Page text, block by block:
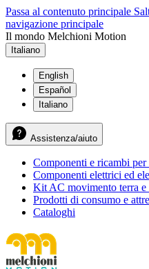
Passa al contenuto principale
navigazione principale
Il mondo Melchioni Motion
Italiano
English
Español
Italiano
Assistenza/aiuto
Componenti e ricambi
Componenti elettrici ed
Kit AC movimento terra
Prodotti di consumo e
Cataloghi